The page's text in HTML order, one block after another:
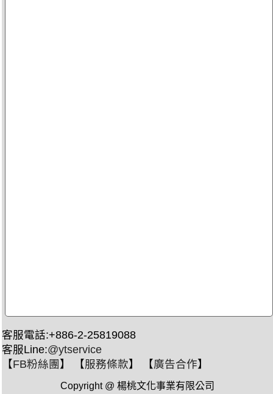
客服電話:+886-2-25819088
客服Line:@ytservice
【FB粉絲團 】 【服務條款】 【廣告合作】
Copyright @ 楊桃文化事業有限公司